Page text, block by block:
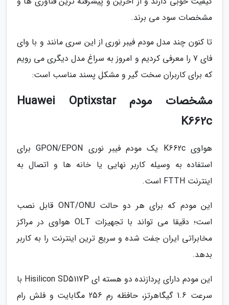
مشخصات سود می برند.
تا کنون چند مدل مودم فیبر نوری از این سری مانند و با وای
فای 7 را معرفی کردیم و امروز به سراغ مدل دیگری می رویم
که برای کاربران سخت گیر و مشکل پسند مناسب است:
مشخصات مودم Huawei Optixstar
K662c
هواوی K662c یک مودم فیبر نوری GPON/EPON برای
استفاده به وسیله کاربر نهایی یا خانه ها و اتصال به
اینترنت FTTH است.
این مودم که برای هر دو حالت ONT/ONU قابل نصب
است؛ دقیقا می تواند با تجهیزات OLT هواوی در مراکز
مخابراتی ایران جفت شده و سریع ترین اینترنت را به کاربر
بدهد.
این مودم دارای پردازنده دو هسته ای Hisilicon SD5117P با
سرعت 1.6 گیگاهرتز، حافظه رم 256 مگابایت و فلش رام